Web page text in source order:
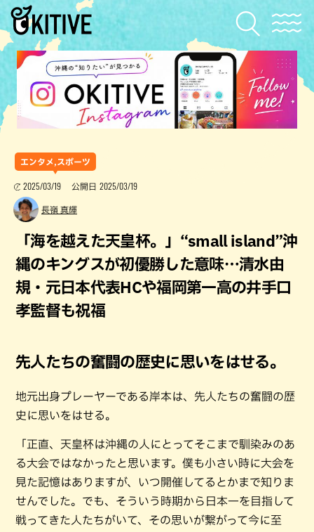
エンタメ,スポーツ
2025/03/19 公開日 2025/03/19
長嶺 真輝
「海を越えた天皇杯。」“small island”沖
縄のキングスが初優勝した意味…清水由
規・元日本代表HCや福岡第一高の井手口
孝監督も祝福
先人たちの奮闘の歴史に思いをはせる。
地元出身プレーヤーである岸本は、先人たちの奮闘の歴
史に思いをはせる。
「正直、天皇杯は沖縄の人にとってそこまで馴染みのあ
る大会ではなかったと思います。僕も小さい時に大会を
見た記憶はありますが、いつ開催してるとかまで知りま
せんでした。でも、そういう時期から日本一を目指して
戦ってきた人たちがいて、その思いが繋がって今に至